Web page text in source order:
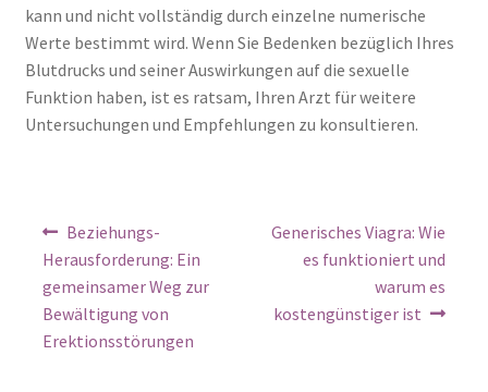
kann und nicht vollständig durch einzelne numerische
Werte bestimmt wird. Wenn Sie Bedenken bezüglich Ihres
Blutdrucks und seiner Auswirkungen auf die sexuelle
Funktion haben, ist es ratsam, Ihren Arzt für weitere
Untersuchungen und Empfehlungen zu konsultieren.
Beziehungs-
Herausforderung: Ein
gemeinsamer Weg zur
Bewältigung von
Erektionsstörungen
Generisches Viagra: Wie
es funktioniert und
warum es
kostengünstiger ist